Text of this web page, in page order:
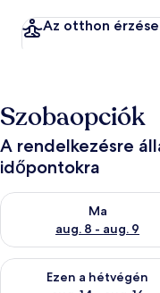
Az otthon érzése
Szobaopciók
A rendelkezésre
időpontokra
Ma
aug. 8 - aug. 9
A ma esti rendelkezésre
Ezen a hétvégén
A mostani hétvégi